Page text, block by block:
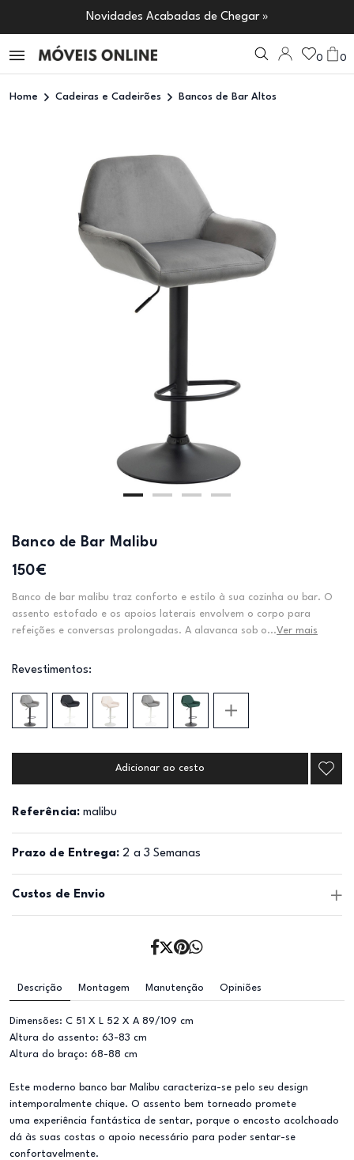
Novidades Acabadas de Chegar »
0 0
Home Cadeiras e Cadeirões Bancos de Bar Altos
Banco de Bar Malibu
150€
Banco de bar malibu traz conforto e estilo à sua cozinha ou bar. O
assento estofado e os apoios laterais envolvem o corpo para
refeições e conversas prolongadas. A alavanca sob o...Ver mais
Revestimentos:
Adicionar ao cesto
Referência: malibu
Prazo de Entrega: 2 a 3 Semanas
Custos de Envio
Descrição Montagem Manutenção Opiniões
Dimensões: C 51 X L 52 X A 89/109 cm
Altura do assento: 63-83 cm
Altura do braço: 68-88 cm
Este moderno banco bar Malibu caracteriza-se pelo seu design
intemporalmente chique. O assento bem torneado promete
uma experiência fantástica de sentar, porque o encosto acolchoado
dá às suas costas o apoio necessário para poder sentar-se
confortavelmente.